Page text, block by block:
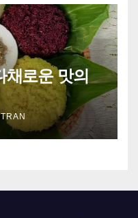
채로운 맛의